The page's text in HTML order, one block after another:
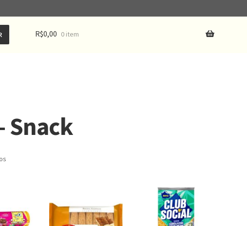
R$0,00 0 item
Snack